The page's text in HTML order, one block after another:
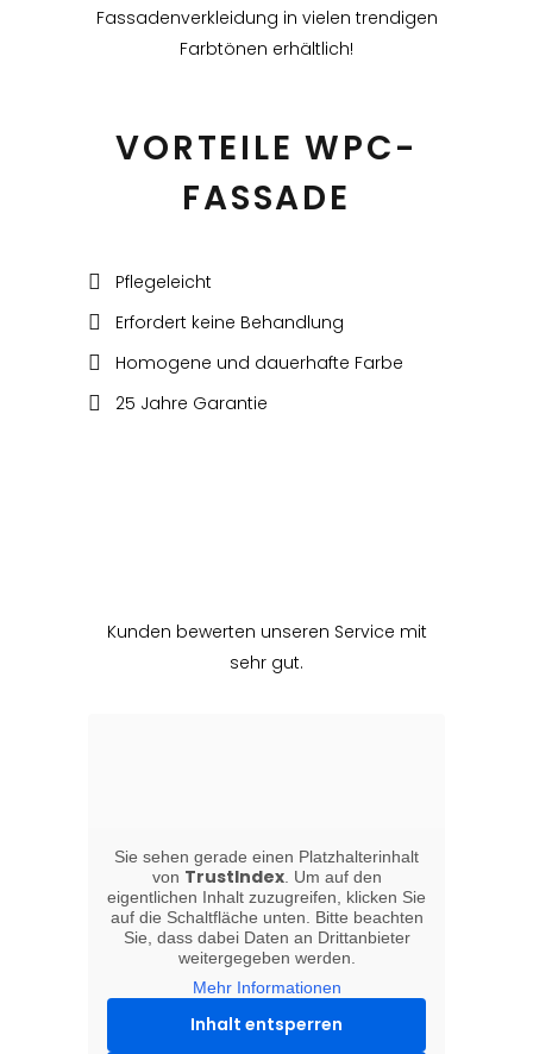
Fassadenverkleidung in vielen trendigen
Farbtönen erhältlich!
VORTEILE WPC-
FASSADE
Pflegeleicht
Erfordert keine Behandlung
Homogene und dauerhafte Farbe
25 Jahre Garantie
Kunden bewerten unseren Service mit
sehr gut.
Sie sehen gerade einen Platzhalterinhalt
von TrustIndex. Um auf den
eigentlichen Inhalt zuzugreifen, klicken Sie
auf die Schaltfläche unten. Bitte beachten
Sie, dass dabei Daten an Drittanbieter
weitergegeben werden.
Mehr Informationen
Inhalt entsperren